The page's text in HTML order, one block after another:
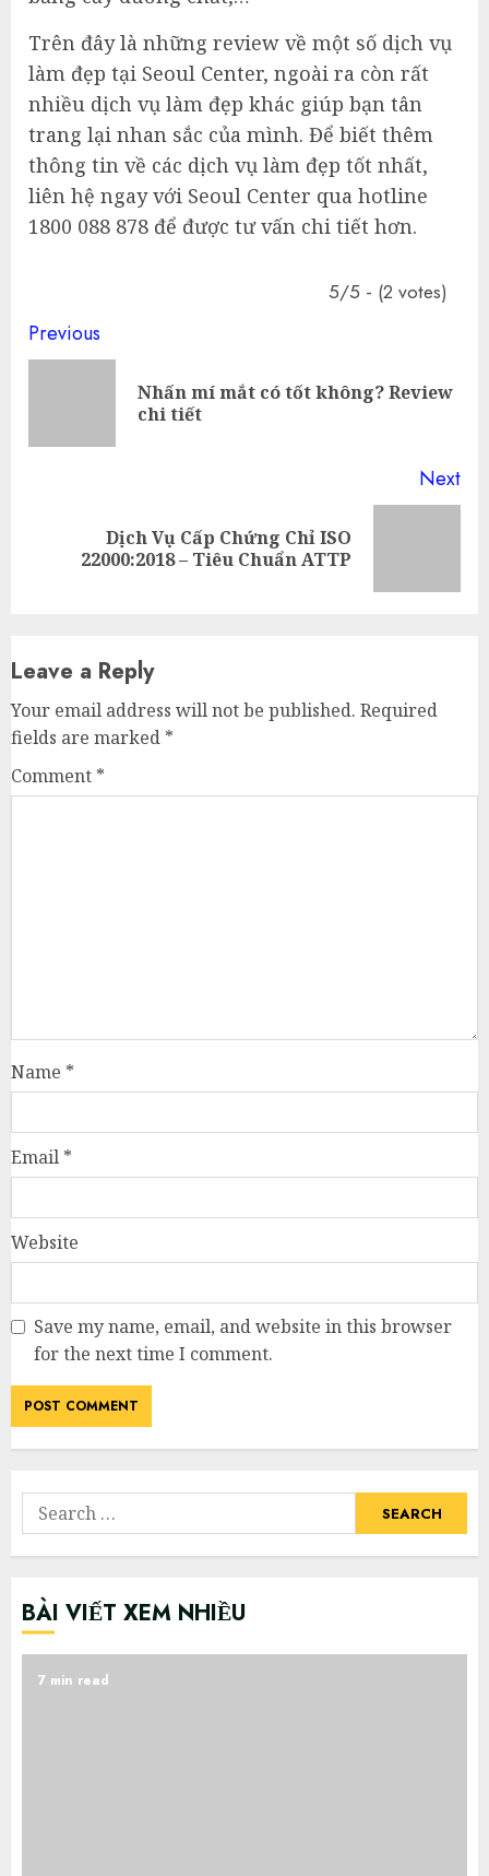
Trên đây là những review về một số dịch vụ
làm đẹp tại Seoul Center, ngoài ra còn rất
nhiều dịch vụ làm đẹp khác giúp bạn tân
trang lại nhan sắc của mình. Để biết thêm
thông tin về các dịch vụ làm đẹp tốt nhất,
liên hệ ngay với Seoul Center qua hotline
1800 088 878 để được tư vấn chi tiết hơn.
5/5 - (2 votes)
Continue
Reading
Previous
Nhấn mí mắt có tốt không? Review
chi tiết
Next
Dịch Vụ Cấp Chứng Chỉ ISO
22000:2018 – Tiêu Chuẩn ATTP
Leave a Reply
Your email address will not be published. Required
fields are marked *
Comment *
Name *
Email *
Website
Save my name, email, and website in this browser
for the next time I comment.
Search
for:
BÀI VIẾT XEM NHIỀU
7 min read